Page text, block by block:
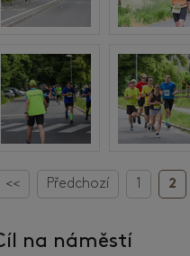
<< Předchozí 1 2
na náměstí